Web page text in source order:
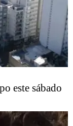
este sábado